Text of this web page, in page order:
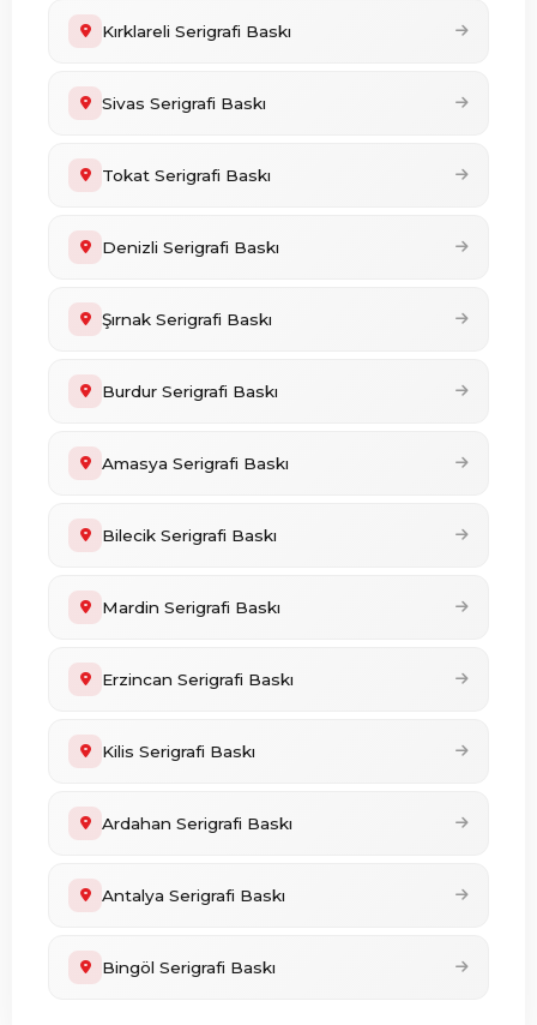
Kırklareli Serigrafi Baskı
Sivas Serigrafi Baskı
Tokat Serigrafi Baskı
Denizli Serigrafi Baskı
Şırnak Serigrafi Baskı
Burdur Serigrafi Baskı
Amasya Serigrafi Baskı
Bilecik Serigrafi Baskı
Mardin Serigrafi Baskı
Erzincan Serigrafi Baskı
Kilis Serigrafi Baskı
Ardahan Serigrafi Baskı
Antalya Serigrafi Baskı
Bingöl Serigrafi Baskı